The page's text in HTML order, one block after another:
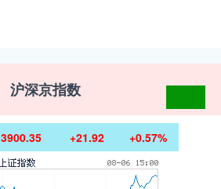
沪深京指数
3900.35 +21.92 +0.57%